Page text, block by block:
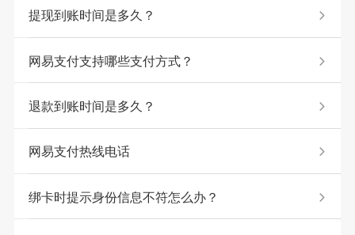
提现到账时间是多久？
网易支付支持哪些支付方式？
退款到账时间是多久？
网易支付热线电话
绑卡时提示身份信息不符怎么办？